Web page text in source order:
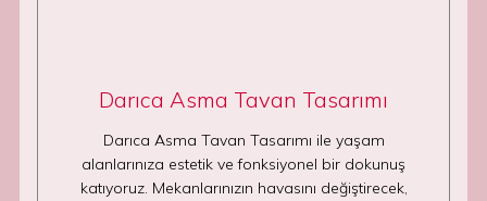
Darıca Asma Tavan Tasarımı
Darıca Asma Tavan Tasarımı ile yaşam
alanlarınıza estetik ve fonksiyonel bir dokunuş
katıyoruz. Mekanlarınızın havasını değiştirecek,